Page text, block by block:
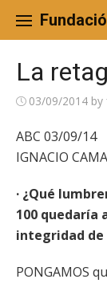
content
La
03/09/2014 by
ABC 03/09/14
IGNACIO
· ¿Qué
100 quedaría
integridad de
PONGAMOS